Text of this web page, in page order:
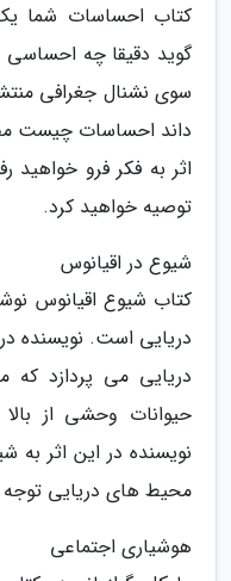
کتاب احساسات شما
گوید دقیقا چه احساسی
سوی نشنال جغرافی
داند احساسات چیست
اثر به فکر فرو
توصیه خواهید کرد.
شیوع در اقیانوس
کتاب شیوع اقیانوس
دریایی است. نویسنده
دریایی می پردازد که
حیوانات وحشی از
نویسنده در این اثر
محیط های دریایی
هوشیاری اجتماعی